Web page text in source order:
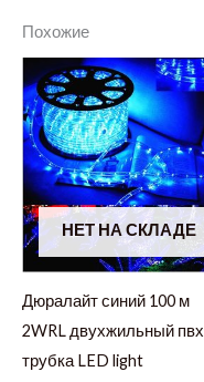
Похожие
НЕТ НА СКЛАДЕ
Дюралайт синий 100 м
2WRL двухжильный пвх
трубка LED light